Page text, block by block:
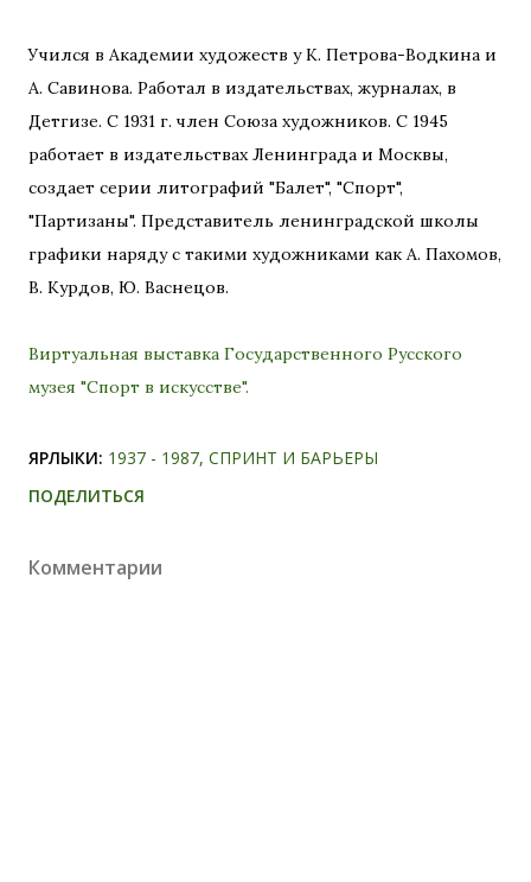
Учился в Академии художеств у К. Петрова-Водкина и
А. Савинова. Работал в издательствах, журналах, в
Детгизе. С 1931 г. член Союза художников. С 1945
работает в издательствах Ленинграда и Москвы,
создает серии литографий "Балет", "Спорт",
"Партизаны". Представитель ленинградской школы
графики наряду с такими художниками как А. Пахомов,
В. Курдов, Ю. Васнецов.
Виртуальная выставка Государственного Русского
музея "Спорт в искусстве".
ЯРЛЫКИ: 1937 - 1987 СПРИНТ И БАРЬЕРЫ
ПОДЕЛИТЬСЯ
Комментарии